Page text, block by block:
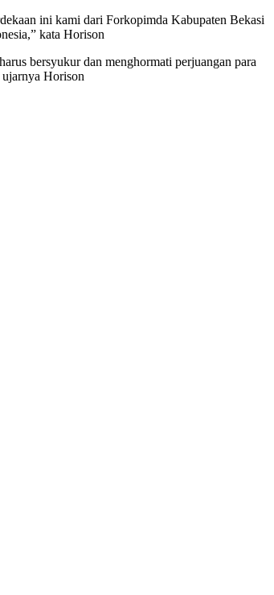
ini kami dari Forkopimda Kabupaten Bekasi
kata Horison
bersyukur dan menghormati perjuangan para
Horison